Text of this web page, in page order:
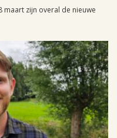
maart zijn overal de nieuwe